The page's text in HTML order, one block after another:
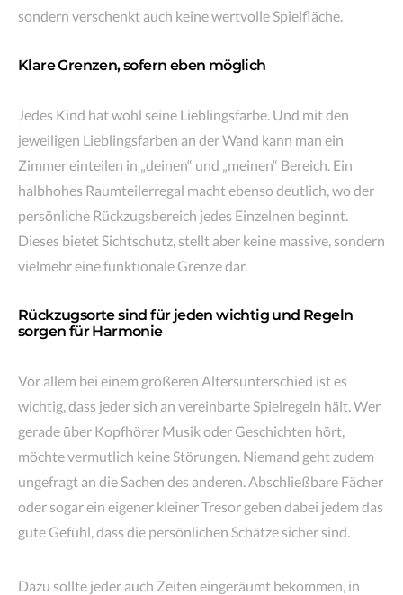
sondern verschenkt auch keine wertvolle Spielfläche.
Klare Grenzen, sofern eben möglich
Jedes Kind hat wohl seine Lieblingsfarbe. Und mit den
jeweiligen Lieblingsfarben an der Wand kann man ein
Zimmer einteilen in „deinen“ und „meinen“ Bereich. Ein
halbhohes Raumteilerregal macht ebenso deutlich, wo der
persönliche Rückzugsbereich jedes Einzelnen beginnt.
Dieses bietet Sichtschutz, stellt aber keine massive, sondern
vielmehr eine funktionale Grenze dar.
Rückzugsorte sind für jeden wichtig und Regeln
sorgen für Harmonie
Vor allem bei einem größeren Altersunterschied ist es
wichtig, dass jeder sich an vereinbarte Spielregeln hält. Wer
gerade über Kopfhörer Musik oder Geschichten hört,
möchte vermutlich keine Störungen. Niemand geht zudem
ungefragt an die Sachen des anderen. Abschließbare Fächer
oder sogar ein eigener kleiner Tresor geben dabei jedem das
gute Gefühl, dass die persönlichen Schätze sicher sind.
Dazu sollte jeder auch Zeiten eingeräumt bekommen, in